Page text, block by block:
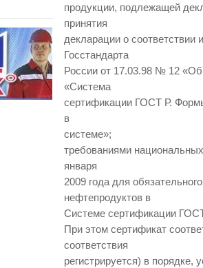
продукции, подлежащей
принятия
декларации о соответствии
Госстандарта
России от 17.03.98 № 12
«Система
сертификации ГОСТ Р.
в
системе»;
требованиями
января
2009 года для
нефтепродуктов в
Системе сертификации
При этом сертификат
соответствия
регистрируется) в порядке,